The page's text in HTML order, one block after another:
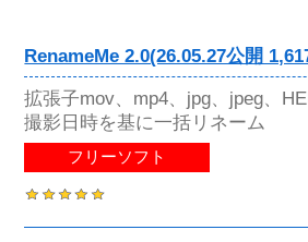
RenameMe 2.0(26.05.27公開
拡張子mov、mp4、jpg、jpeg、
撮影日時を基に一括リネーム
フリーソフト